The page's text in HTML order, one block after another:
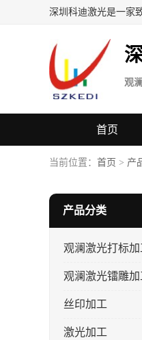
深圳科迪激光是一家
观
首页
当前位置： 首页 > 产
产品分类
观澜激光打标加
观澜激光镭雕加
丝印加工
激光加工